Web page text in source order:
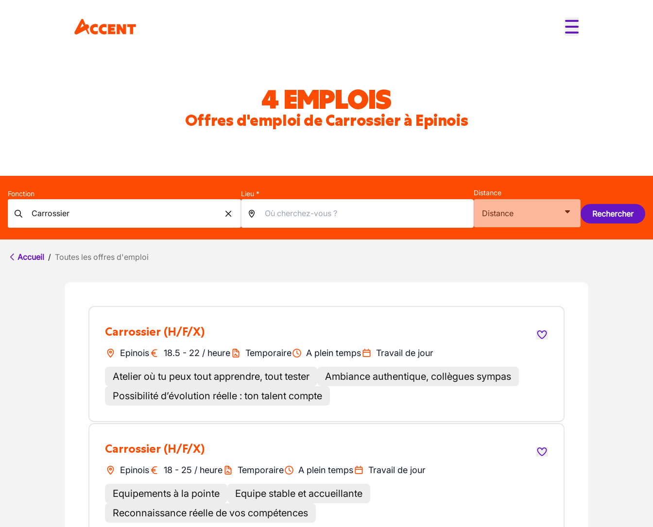
4 EMPLOIS
Offres d'emploi de Carrossier à Epinois
Fonction Lieu * Distance
Distance Rechercher
Accueil / Toutes les offres d'emploi
Carrossier (H/F/X)
Epinois 18.5 - 22 / heure Temporaire A plein temps Travail de jour
Atelier où tu peux tout apprendre, tout tester
Ambiance authentique, collègues sympas
Possibilité d’évolution réelle : ton talent compte
Carrossier (H/F/X)
Epinois 18 - 25 / heure Temporaire A plein temps Travail de jour
Equipements à la pointe
Equipe stable et accueillante
Reconnaissance réelle de vos compétences